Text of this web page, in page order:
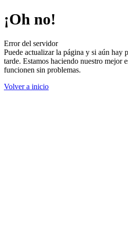
¡Oh no!
Error del servidor
Puede actualizar la página y si aún hay
tarde. Estamos haciendo nuestro mejor
funcionen sin problemas.
Volver a inicio